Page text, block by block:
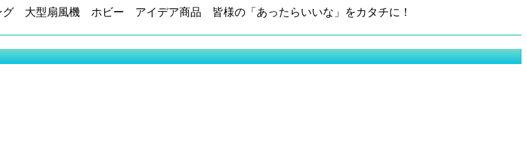
大型扇風機 ホビー アイデア商品 皆様の「あったらいいな」をカタチに！